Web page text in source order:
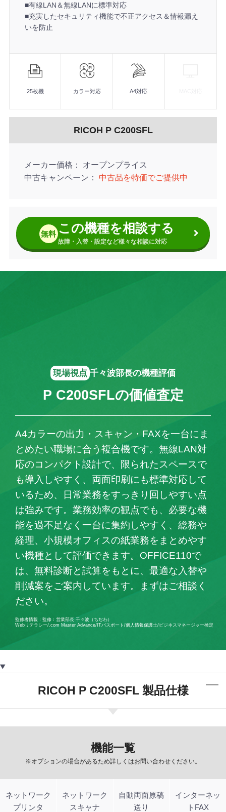
■有線LAN＆無線LANに標準対応
■充実したセキュリティ機能で不正アクセス＆情報漏え
いを防止
■連続複写速度：モノクロ,カラーともに24枚/分
■最大400カ所へのファックスの同時送信が可能
■充実したセキュリティ機能で不正アクセス＆情報漏えいを防止
25枚機 カラー対応 A4対応
RICOH P C200SFL
メーカー価格
オープンプライス
中古キャンペーン
中古品を特価でご提供中
無料 この機種を相談する
故障・入替・設定など様々な相談に対応
現場視点 千々波部長の機種評価
P C200SFLの価値査定
A4カラーの出力・スキャン・FAXを一台にま
とめたい職場に合う複合機です。無線LAN対
応のコンパクト設計で、限られたスペースで
も導入しやすく、両面印刷にも標準対応して
いるため、日常業務をすっきり回しやすい点
は強みです。業務効率の観点でも、必要な機
能を過不足なく一台に集約しやすく、総務や
経理、小規模オフィスの紙業務をまとめやす
い機種として評価できます。OFFICE110で
は、無料診断と試算をもとに、最適な入替や
削減案をご案内しています。まずはご相談く
ださい。
監修者情報：監修：営業部長 千々波（ちぢわ）
Webリテラシー/.com Master Advance/ITパスポート/個人情報保護士/ビジネスマネージャー検定
RICOH P C200SFL 製品仕様
機能一覧
※オプションの場合があるため詳しくはお問い合わせください。
ネットワーク
プリンタ
ネットワーク
スキャナ
自動両面原稿
送り
インターネッ
トFAX